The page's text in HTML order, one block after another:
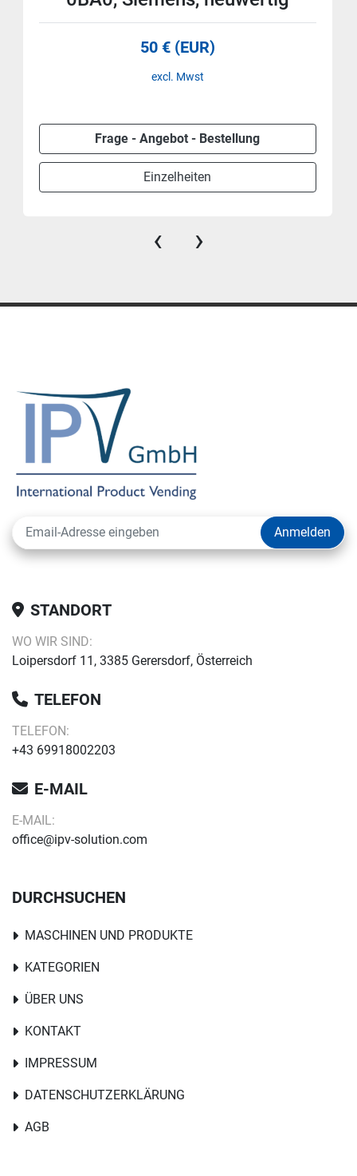
50 € (EUR)
excl. Mwst
Frage - Angebot - Bestellung
Einzelheiten
‹ ›
Anmelden
STANDORT
WO WIR SIND:
Loipersdorf 11, 3385 Gerersdorf, Österreich
TELEFON
TELEFON:
+43 69918002203
E-MAIL
E-MAIL:
office@ipv-solution.com
DURCHSUCHEN
MASCHINEN UND PRODUKTE
KATEGORIEN
ÜBER UNS
KONTAKT
IMPRESSUM
DATENSCHUTZERKLÄRUNG
AGB